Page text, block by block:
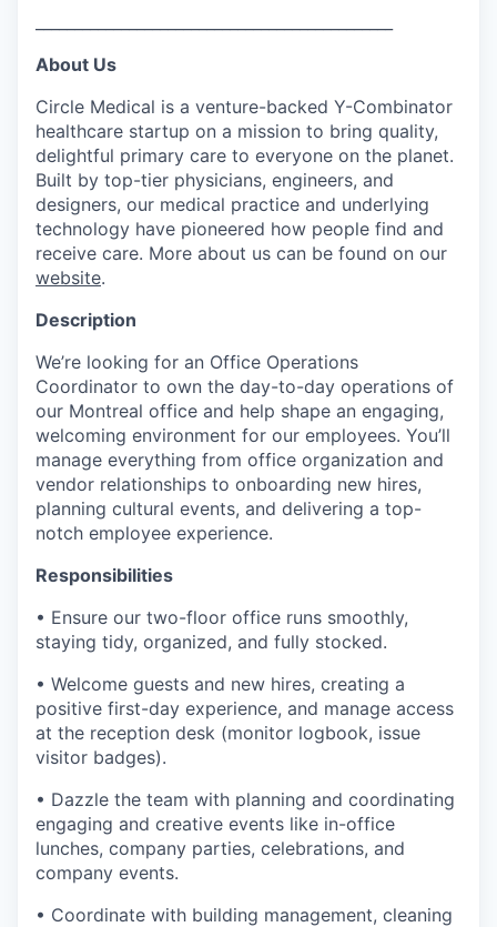
About Us
Circle Medical is a venture-backed Y-Combinator
healthcare startup on a mission to bring quality,
delightful primary care to everyone on the planet.
Built by top-tier physicians, engineers, and
designers, our medical practice and underlying
technology have pioneered how people find and
receive care. More about us can be found on our
website.
Description
We’re looking for an Office Operations
Coordinator to own the day-to-day operations of
our Montreal office and help shape an engaging,
welcoming environment for our employees. You’ll
manage everything from office organization and
vendor relationships to onboarding new hires,
planning cultural events, and delivering a top-
notch employee experience.
Responsibilities
• Ensure our two-floor office runs smoothly,
staying tidy, organized, and fully stocked.
• Welcome guests and new hires, creating a
positive first-day experience, and manage access
at the reception desk (monitor logbook, issue
visitor badges).
• Dazzle the team with planning and coordinating
engaging and creative events like in-office
lunches, company parties, celebrations, and
company events.
• Coordinate with building management, cleaning